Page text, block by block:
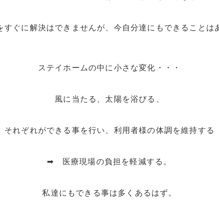
すぐに解決はできませんが、今自分達にもできることは
ステイホームの中に小さな変化・・・
風に当たる、太陽を浴びる、
それぞれができる事を行い、利用者様の体調を維持する
➡ 医療現場の負担を軽減する。
私達にもできる事は多くあるはず。